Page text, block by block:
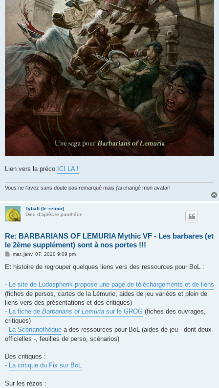
Lien vers la préco: ICI LA !
Vous ne l'avez sans doute pas remarqué mais j'ai changé mon avatar!
Tybalt (le retour)
Dieu d'après le panthéon
Re: BARBARIANS OF LEMURIA Mythic VF - Les barbares (et
le 2ème supplément) sont à nos portes !!!
M
s
g
e
mar. janv. 07, 2020 9:09 pm
Et histoire de regrouper quelques liens vers des ressources pour BoL :
- Le site de Ludospherik propose une page de téléchargements et de liens
(fiches de persos, cartes de la Lémurie, aides de jeu variées et plein de
liens vers des présentations et des critiques)
- La fiche de Barbarians of Lemuria sur le GROG (fiches des ouvrages,
critiques)
- La Scénariothèque a des ressources pour BoL (aides de jeu - dont deux
officielles -, feuilles de perso, scénarios)
Des critiques :
- La critique du Fix sur BoL
Sur les rézos :